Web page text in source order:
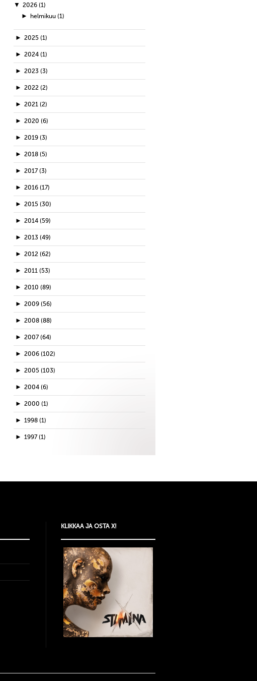
▼ 2026 (1)
► helmikuu (1)
► 2025 (1)
► 2024 (1)
► 2023 (3)
► 2022 (2)
► 2021 (2)
► 2020 (6)
► 2019 (3)
► 2018 (5)
► 2017 (3)
► 2016 (17)
► 2015 (30)
► 2014 (59)
► 2013 (49)
► 2012 (62)
► 2011 (53)
► 2010 (89)
► 2009 (56)
► 2008 (88)
► 2007 (64)
► 2006 (102)
► 2005 (103)
► 2004 (6)
► 2000 (1)
► 1998 (1)
► 1997 (1)
KLIKKAA JA OSTA X!